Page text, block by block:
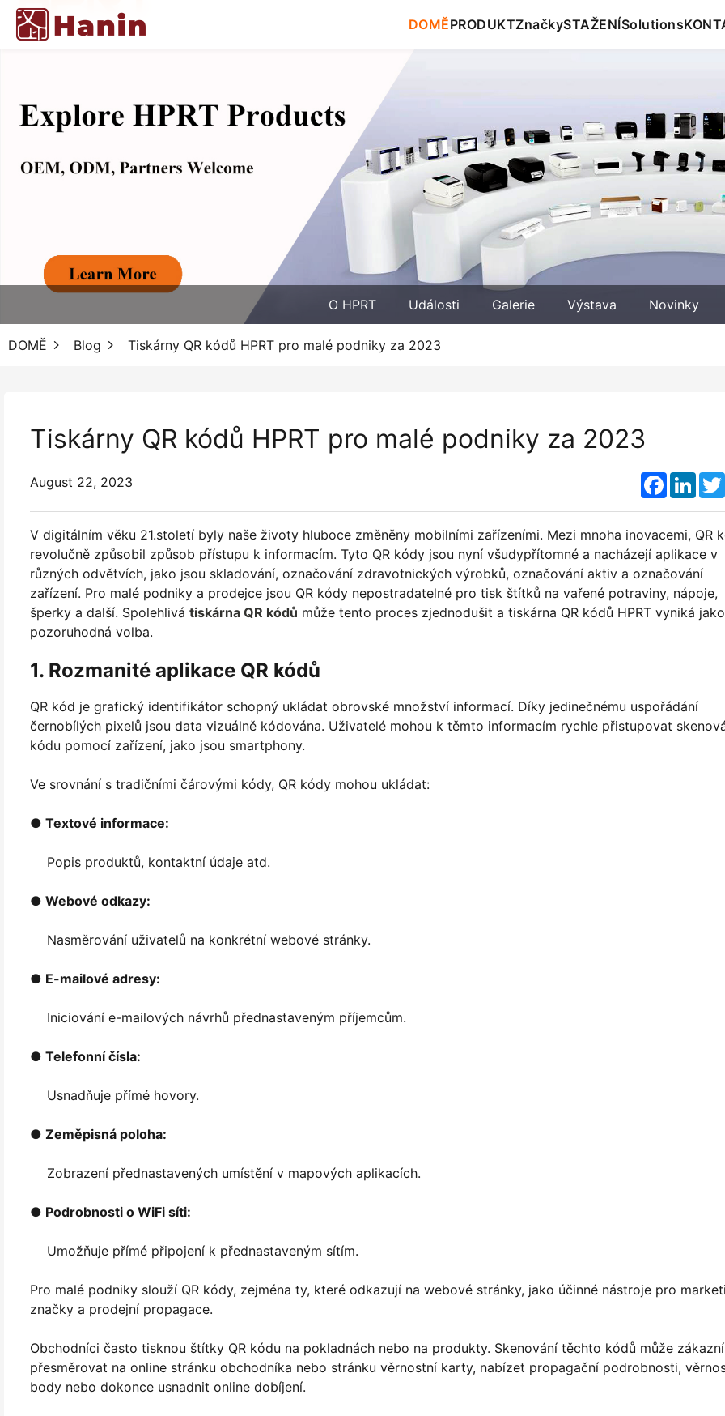
DOMĚPRODUKTZnačkySTAŽENÍSolutions
O HPRT Události Galerie Výstava Novinky
DOMĚ Blog Tiskárny QR kódů HPRT pro malé podniky za 2023
Tiskárny QR kódů HPRT pro malé podniky za 2023
August 22, 2023
V digitálním věku 21.století byly naše životy hluboce změněny mobilními zařízeními. Mezi mnoha inovacemi, QR
revolučně způsobil způsob přístupu k informacím. Tyto QR kódy jsou nyní všudypřítomné a nacházejí aplikace v
různých odvětvích, jako jsou skladování, označování zdravotnických výrobků, označování aktiv a označování
zařízení. Pro malé podniky a prodejce jsou QR kódy nepostradatelné pro tisk štítků na vařené potraviny, nápoje,
šperky a další. Spolehlivá tiskárna QR kódů může tento proces zjednodušit a tiskárna QR kódů HPRT vyniká jako
pozoruhodná volba.
1. Rozmanité aplikace QR kódů
QR kód je grafický identifikátor schopný ukládat obrovské množství informací. Díky jedinečnému uspořádání
černobílých pixelů jsou data vizuálně kódována. Uživatelé mohou k těmto informacím rychle přistupovat
kódu pomocí zařízení, jako jsou smartphony.
Ve srovnání s tradičními čárovými kódy, QR kódy mohou ukládat:
● Textové informace:
Popis produktů, kontaktní údaje atd.
● Webové odkazy:
Nasměrování uživatelů na konkrétní webové stránky.
● E-mailové adresy:
Iniciování e-mailových návrhů přednastaveným příjemcům.
● Telefonní čísla:
Usnadňuje přímé hovory.
● Zeměpisná poloha:
Zobrazení přednastavených umístění v mapových aplikacích.
● Podrobnosti o WiFi síti:
Umožňuje přímé připojení k přednastaveným sítím.
Pro malé podniky slouží QR kódy, zejména ty, které odkazují na webové stránky, jako účinné nástroje pro
značky a prodejní propagace.
Obchodníci často tisknou štítky QR kódu na pokladnách nebo na produkty. Skenování těchto kódů může
přesměrovat na online stránku obchodníka nebo stránku věrnostní karty, nabízet propagační podrobnosti,
body nebo dokonce usnadnit online dobíjení.